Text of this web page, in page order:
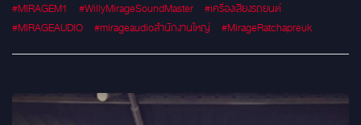
#MIRAGEM1 #WillyMirageSoundMaster
#เครื่องเสียงรถยนต์
#MIRAGEAUDIO
#mirageaudioสำนักงานใหญ่ #MirageRatchapreuk